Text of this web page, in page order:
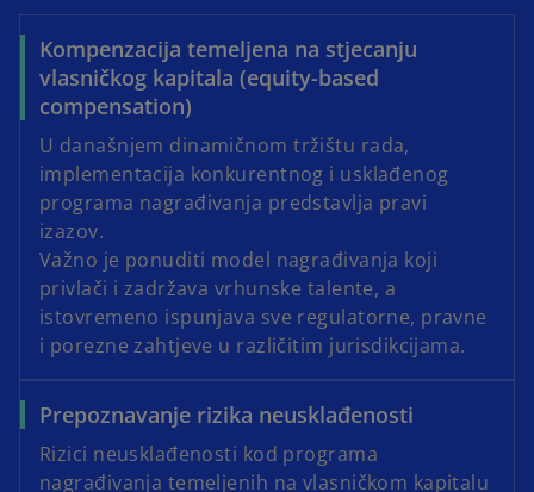
Kompenzacija temeljena na stjecanju
vlasničkog kapitala (equity-based
compensation)
U današnjem dinamičnom tržištu rada,
implementacija konkurentnog i usklađenog
programa nagrađivanja predstavlja pravi
izazov.
Važno je ponuditi model nagrađivanja koji
privlači i zadržava vrhunske talente, a
istovremeno ispunjava sve regulatorne, pravne
i porezne zahtjeve u različitim jurisdikcijama.
Prepoznavanje rizika neusklađenosti
Rizici neusklađenosti kod programa
nagrađivanja temeljenih na vlasničkom kapitalu